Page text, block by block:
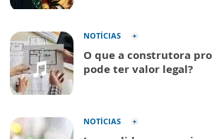
NOTÍCIAS
O que a construtora
pode ter valor legal?
NOTÍCIAS